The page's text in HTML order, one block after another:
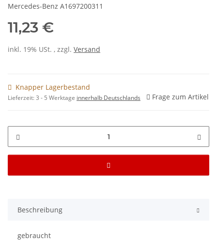
Mercedes-Benz A1697200311
11,23 €
inkl. 19% USt. , zzgl. Versand
Knapper Lagerbestand
Lieferzeit:3 - 5 Werktage innerhalb Deutschlands Frage zum Artikel
Beschreibung
gebraucht